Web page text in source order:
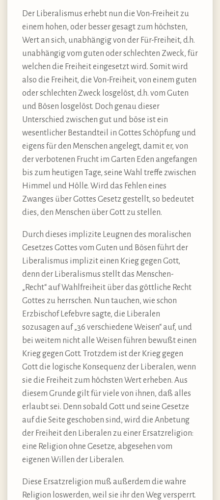
Der Liberalismus erhebt nun die Von-Freiheit zu
einem hohen, oder besser gesagt zum höchsten,
Wert an sich, unabhängig von der Für-Freiheit, d.h.
unabhängig vom guten oder schlechten Zweck, für
welchen die Freiheit eingesetzt wird. Somit wird
also die Freiheit, die Von-Freiheit, von einem guten
oder schlechten Zweck losgelöst, d.h. vom Guten
und Bösen losgelöst. Doch genau dieser
Unterschied zwischen gut und böse ist ein
wesentlicher Bestandteil in Gottes Schöpfung und
eigens für den Menschen angelegt, damit er, von
der verbotenen Frucht im Garten Eden angefangen
bis zum heutigen Tage, seine Wahl treffe zwischen
Himmel und Hölle. Wird das Fehlen eines
Zwanges über Gottes Gesetz gestellt, so bedeutet
dies, den Menschen über Gott zu stellen.
Durch dieses implizite Leugnen des moralischen
Gesetzes Gottes vom Guten und Bösen führt der
Liberalismus implizit einen Krieg gegen Gott,
denn der Liberalismus stellt das Menschen-
„Recht“ auf Wahlfreiheit über das göttliche Recht
Gottes zu herrschen. Nun tauchen, wie schon
Erzbischof Lefebvre sagte, die Liberalen
sozusagen auf „36 verschiedene Weisen“ auf, und
bei weitem nicht alle Weisen führen bewußt einen
Krieg gegen Gott. Trotzdem ist der Krieg gegen
Gott die logische Konsequenz der Liberalen, wenn
sie die Freiheit zum höchsten Wert erheben. Aus
diesem Grunde gilt für viele von ihnen, daß alles
erlaubt sei. Denn sobald Gott und seine Gesetze
auf die Seite geschoben sind, wird die Anbetung
der Freiheit den Liberalen zu einer Ersatzreligion:
eine Religion ohne Gesetze, abgesehen vom
eigenen Willen der Liberalen.
Diese Ersatzreligion muß außerdem die wahre
Religion loswerden, weil sie ihr den Weg versperrt.